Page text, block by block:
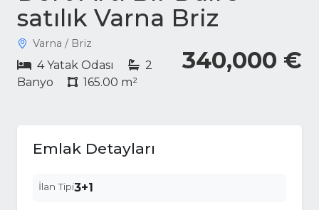
satılık Varna Briz
340,000 €
Varna / Briz
4 Yatak Odası
2
Banyo
165.00 m²
Emlak Detayları
İlan Tipi3+1